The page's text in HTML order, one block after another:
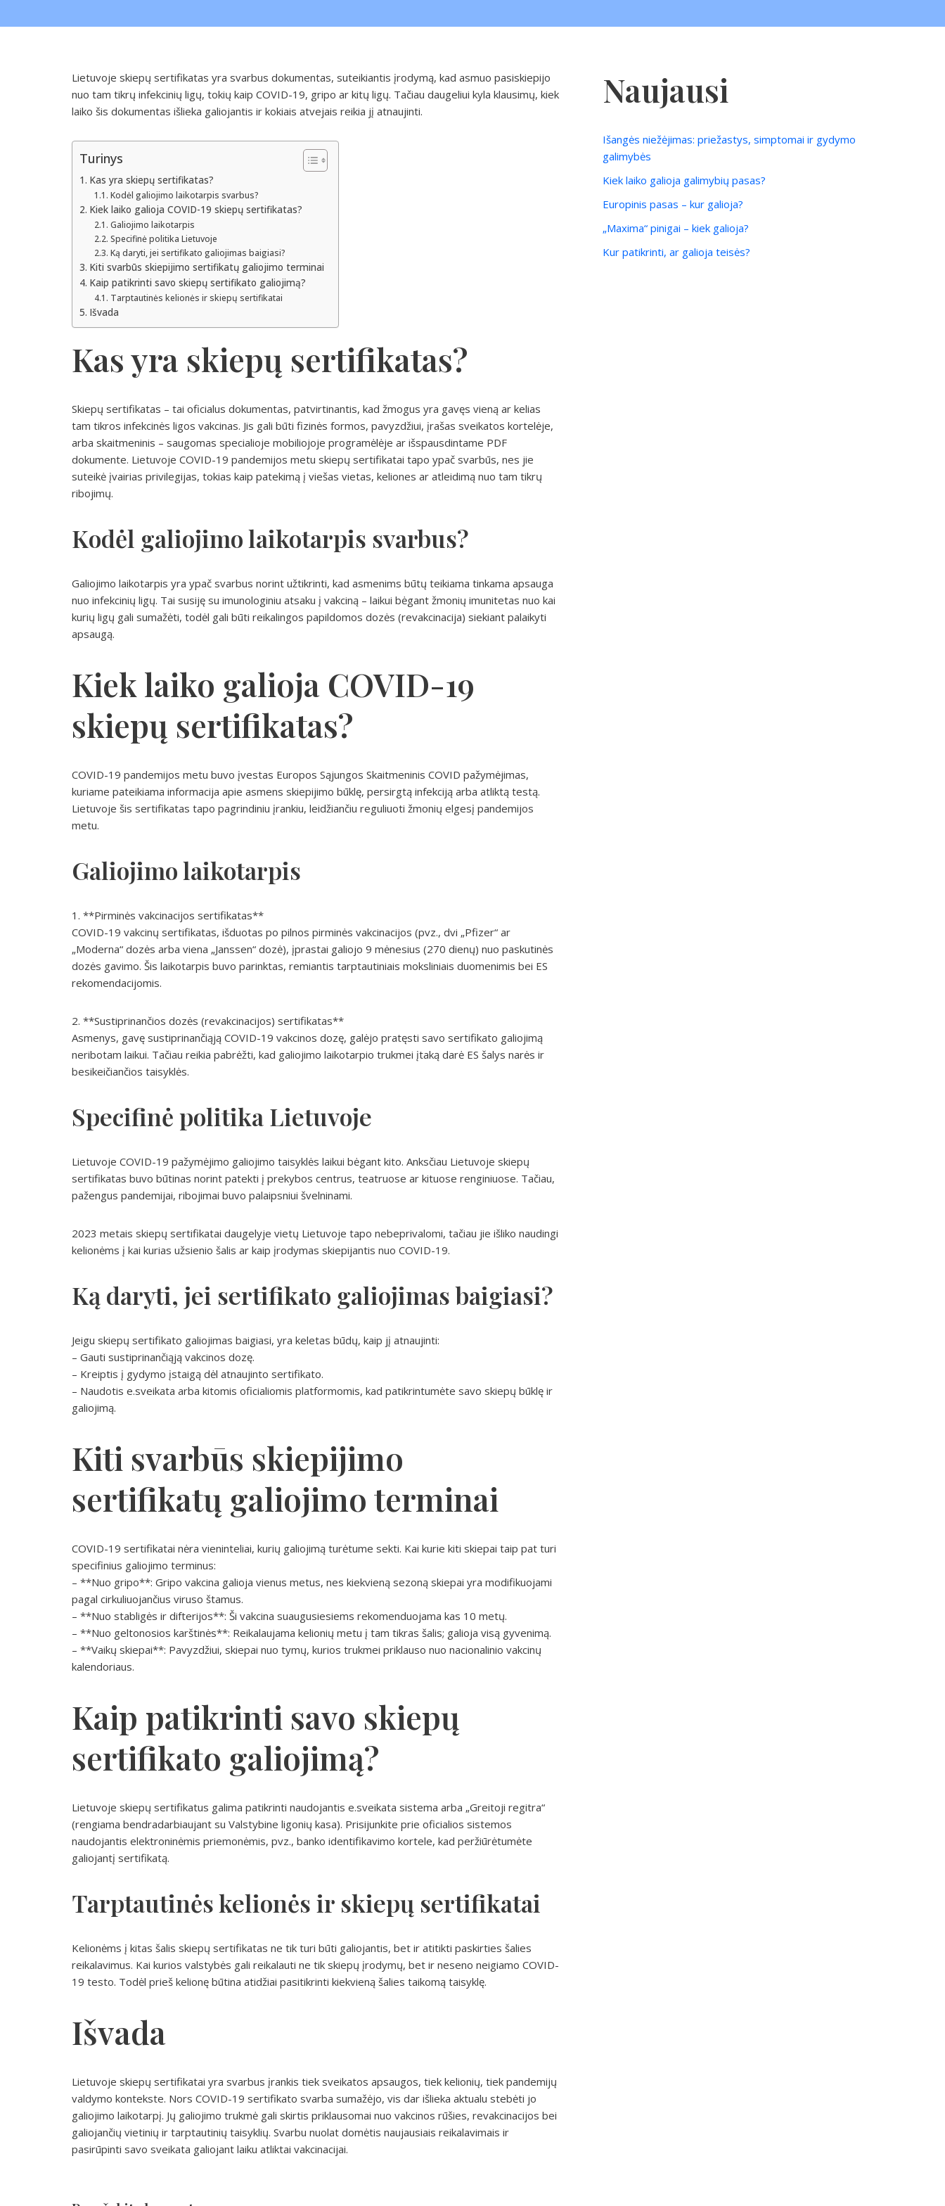
Lietuvoje skiepų sertifikatas yra svarbus dokumentas, suteikiantis įrodymą, kad asmuo pasiskiepijo
nuo tam tikrų infekcinių ligų, tokių kaip COVID-19, gripo ar kitų ligų. Tačiau daugeliui kyla klausimų, kiek
laiko šis dokumentas išlieka galiojantis ir kokiais atvejais reikia jį atnaujinti.
Turinys
Kas yra skiepų sertifikatas?
Kodėl galiojimo laikotarpis svarbus?
Kiek laiko galioja COVID-19 skiepų sertifikatas?
Galiojimo laikotarpis
Specifinė politika Lietuvoje
Ką daryti, jei sertifikato galiojimas baigiasi?
Kiti svarbūs skiepijimo sertifikatų galiojimo terminai
Kaip patikrinti savo skiepų sertifikato galiojimą?
Tarptautinės kelionės ir skiepų sertifikatai
Išvada
Kas yra skiepų sertifikatas?
Skiepų sertifikatas – tai oficialus dokumentas, patvirtinantis, kad žmogus yra gavęs vieną ar kelias
tam tikros infekcinės ligos vakcinas. Jis gali būti fizinės formos, pavyzdžiui, įrašas sveikatos kortelėje,
arba skaitmeninis – saugomas specialioje mobiliojoje programėlėje ar išspausdintame PDF
dokumente. Lietuvoje COVID-19 pandemijos metu skiepų sertifikatai tapo ypač svarbūs, nes jie
suteikė įvairias privilegijas, tokias kaip patekimą į viešas vietas, keliones ar atleidimą nuo tam tikrų
ribojimų.
Kodėl galiojimo laikotarpis svarbus?
Galiojimo laikotarpis yra ypač svarbus norint užtikrinti, kad asmenims būtų teikiama tinkama apsauga
nuo infekcinių ligų. Tai susiję su imunologiniu atsaku į vakciną – laikui bėgant žmonių imunitetas nuo kai
kurių ligų gali sumažėti, todėl gali būti reikalingos papildomos dozės (revakcinacija) siekiant palaikyti
apsaugą.
Kiek laiko galioja COVID-19
skiepų sertifikatas?
COVID-19 pandemijos metu buvo įvestas Europos Sąjungos Skaitmeninis COVID pažymėjimas,
kuriame pateikiama informacija apie asmens skiepijimo būklę, persirgtą infekciją arba atliktą testą.
Lietuvoje šis sertifikatas tapo pagrindiniu įrankiu, leidžiančiu reguliuoti žmonių elgesį pandemijos
metu.
Galiojimo laikotarpis
1. **Pirminės vakcinacijos sertifikatas**
COVID-19 vakcinų sertifikatas, išduotas po pilnos pirminės vakcinacijos (pvz., dvi „Pfizer“ ar
„Moderna“ dozės arba viena „Janssen“ dozė), įprastai galiojo 9 mėnesius (270 dienų) nuo paskutinės
dozės gavimo. Šis laikotarpis buvo parinktas, remiantis tarptautiniais moksliniais duomenimis bei ES
rekomendacijomis.
2. **Sustiprinančios dozės (revakcinacijos) sertifikatas**
Asmenys, gavę sustiprinančiąją COVID-19 vakcinos dozę, galėjo pratęsti savo sertifikato galiojimą
neribotam laikui. Tačiau reikia pabrėžti, kad galiojimo laikotarpio trukmei įtaką darė ES šalys narės ir
besikeičiančios taisyklės.
Specifinė politika Lietuvoje
Lietuvoje COVID-19 pažymėjimo galiojimo taisyklės laikui bėgant kito. Anksčiau Lietuvoje skiepų
sertifikatas buvo būtinas norint patekti į prekybos centrus, teatruose ar kituose renginiuose. Tačiau,
pažengus pandemijai, ribojimai buvo palaipsniui švelninami.
2023 metais skiepų sertifikatai daugelyje vietų Lietuvoje tapo nebeprivalomi, tačiau jie išliko naudingi
kelionėms į kai kurias užsienio šalis ar kaip įrodymas skiepijantis nuo COVID-19.
Ką daryti, jei sertifikato galiojimas baigiasi?
Jeigu skiepų sertifikato galiojimas baigiasi, yra keletas būdų, kaip jį atnaujinti:
– Gauti sustiprinančiąją vakcinos dozę.
– Kreiptis į gydymo įstaigą dėl atnaujinto sertifikato.
– Naudotis e.sveikata arba kitomis oficialiomis platformomis, kad patikrintumėte savo skiepų būklę ir
galiojimą.
Kiti svarbūs skiepijimo
sertifikatų galiojimo terminai
COVID-19 sertifikatai nėra vieninteliai, kurių galiojimą turėtume sekti. Kai kurie kiti skiepai taip pat turi
specifinius galiojimo terminus:
– **Nuo gripo**: Gripo vakcina galioja vienus metus, nes kiekvieną sezoną skiepai yra modifikuojami
pagal cirkuliuojančius viruso štamus.
– **Nuo stabligės ir difterijos**: Ši vakcina suaugusiesiems rekomenduojama kas 10 metų.
– **Nuo geltonosios karštinės**: Reikalaujama kelionių metu į tam tikras šalis; galioja visą gyvenimą.
– **Vaikų skiepai**: Pavyzdžiui, skiepai nuo tymų, kurios trukmei priklauso nuo nacionalinio vakcinų
kalendoriaus.
Kaip patikrinti savo skiepų
sertifikato galiojimą?
Lietuvoje skiepų sertifikatus galima patikrinti naudojantis e.sveikata sistema arba „Greitoji regitra“
(rengiama bendradarbiaujant su Valstybine ligonių kasa). Prisijunkite prie oficialios sistemos
naudojantis elektroninėmis priemonėmis, pvz., banko identifikavimo kortele, kad peržiūrėtumėte
galiojantį sertifikatą.
Tarptautinės kelionės ir skiepų sertifikatai
Kelionėms į kitas šalis skiepų sertifikatas ne tik turi būti galiojantis, bet ir atitikti paskirties šalies
reikalavimus. Kai kurios valstybės gali reikalauti ne tik skiepų įrodymų, bet ir neseno neigiamo COVID-
19 testo. Todėl prieš kelionę būtina atidžiai pasitikrinti kiekvieną šalies taikomą taisyklę.
Išvada
Lietuvoje skiepų sertifikatai yra svarbus įrankis tiek sveikatos apsaugos, tiek kelionių, tiek pandemijų
valdymo kontekste. Nors COVID-19 sertifikato svarba sumažėjo, vis dar išlieka aktualu stebėti jo
galiojimo laikotarpį. Jų galiojimo trukmė gali skirtis priklausomai nuo vakcinos rūšies, revakcinacijos bei
galiojančių vietinių ir tarptautinių taisyklių. Svarbu nuolat domėtis naujausiais reikalavimais ir
pasirūpinti savo sveikata galiojant laiku atliktai vakcinacijai.
Naujausi
Išangės niežėjimas: priežastys, simptomai ir gydymo
galimybės
Kiek laiko galioja galimybių pasas?
Europinis pasas – kur galioja?
„Maxima“ pinigai – kiek galioja?
Kur patikrinti, ar galioja teisės?